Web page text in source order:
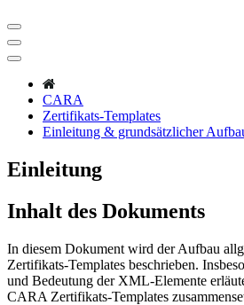
CARA
Zertifikats-Templates
Einleitung & grundsätzlicher
Einleitung
Inhalt des Dokuments
In diesem Dokument wird der Aufbau
Zertifikats-Templates beschrieben.
und Bedeutung der XML-Elemente
CARA Zertifikats-Templates